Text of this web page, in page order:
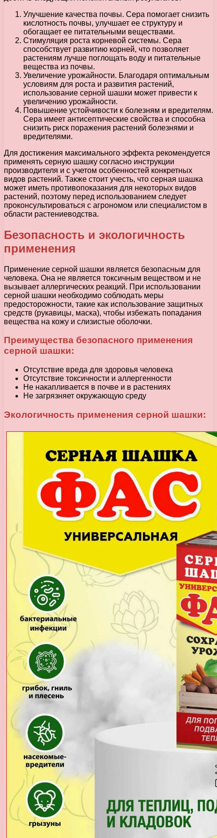
Улучшение качества почвы. Сера помогает снизить
кислотность почвы, улучшает ее структуру и
обогащает ее питательными веществами.
Стимуляция роста корневой системы. Сера
способствует развитию корней, что позволяет
растениям лучше поглощать воду и питательные
вещества из почвы.
Увеличение урожайности. Благодаря оптимальным
условиям для роста и развития растений,
использование серной шашки может привести к
увеличению урожайности.
Повышение устойчивости к болезням и вредителям.
Сера имеет антисептические свойства и способна
снизить риск поражения растений болезнями и
вредителями.
Для достижения максимального эффекта рекомендуется
применять серную шашку согласно инструкции
производителя и с учетом особенностей конкретных
видов растений. Также стоит учесть, что серная шашка
может иметь противопоказания для некоторых видов
растений, поэтому перед использованием следует
проконсультироваться с агрономом или специалистом в
области растениеводства.
Безопасность и экологичность
применения
Применение серной шашки является безопасным для
человека. Она не является токсичным веществом и не
вызывает аллергических реакций. При использовании
серной шашки необходимо соблюдать меры
предосторожности, такие как использование защитных
средств (рукавицы, маска), чтобы избежать попадания
вещества на кожу и слизистые оболочки.
Преимущества безопасного применения
серной шашки:
Отсутствие вреда для здоровья человека
Отсутствие токсичности и аллергенности
Не накапливается в почве и в растениях
Не загрязняет окружающую среду
Экологичность применения серной шашки: